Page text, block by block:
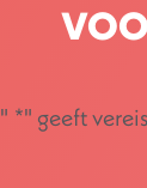
" *" geeft